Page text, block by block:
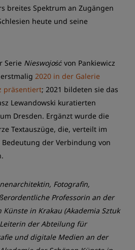
breites Spektrum an Zugängen
heute und seine
Serie Nieswojość von Pankiewicz
2020 in der Galerie
präsentiert; 2021 bildeten sie das
Lewandowski kuratierten
Dresden. Ergänzt wurde die
Textauszüge, die, verteilt im
der Verbindung von
Fotografin,
Professorin an der
in Krakau (Akademia Sztuk
der Abteilung für
und digitale Medien an der